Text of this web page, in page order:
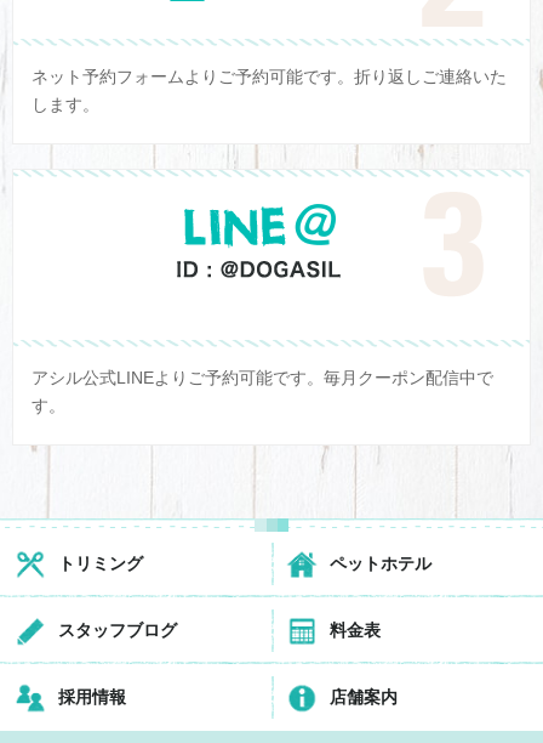
ネット予約フォームよりご予約可能です。折り返しご連絡いた
します。
アシル公式LINEよりご予約可能です。毎月クーポン配信中で
す。
トリミング ペットホテル
スタッフブログ 料金表
採用情報 店舗案内